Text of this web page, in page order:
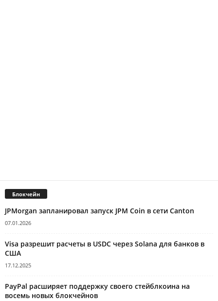
Блокчейн
JPMorgan запланировал запуск JPM Coin в сети Canton
07.01.2026
Visa разрешит расчеты в USDC через Solana для банков в
США
17.12.2025
PayPal расширяет поддержку своего стейблкоина на
восемь новых блокчейнов